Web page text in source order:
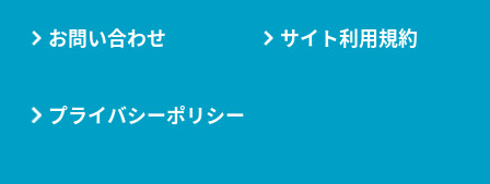
お問い合わせ サイト利用規約
プライバシーポリシー